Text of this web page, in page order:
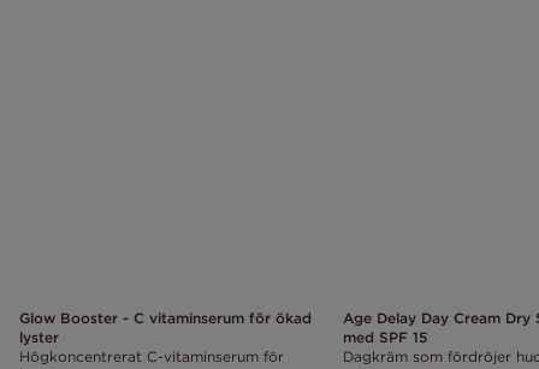
Glow Booster - C vitaminserum för ökad
lyster
Högkoncentrerat C-vitaminserum för
Age Delay Day Cream Dry
med SPF 15
Dagkräm som fördröjer